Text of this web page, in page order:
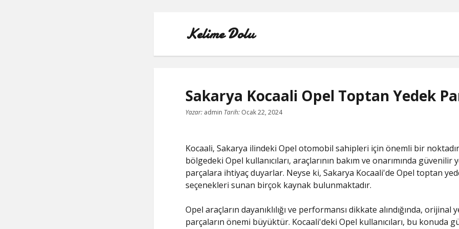
Kelime Dolu
INSTAGRAM BOT HESAPLARININ HIKAYEME BAKMASI
SAYFA LISTESI
TWITTER FAVORI KASMA PARASIZ
TWITTER TAKIPÇI HILESI ŞIFRESIZ
Sakarya Kocaali Opel Toptan Yedek
Yazar:admin Tarih: Ocak 22, 2024
Kocaali, Sakarya ilindeki Opel otomobil sahipleri için önemli bir
bölgedeki Opel kullanıcıları, araçlarının bakım ve onarımında güvenilir
parçalara ihtiyaç duyarlar. Neyse ki, Sakarya Kocaali'de Opel toptan
seçenekleri sunan birçok kaynak bulunmaktadır.
Opel araçların dayanıklılığı ve performansı dikkate alındığında, orijinal
parçaların önemi büyüktür. Kocaali'deki Opel kullanıcıları, bu konuda